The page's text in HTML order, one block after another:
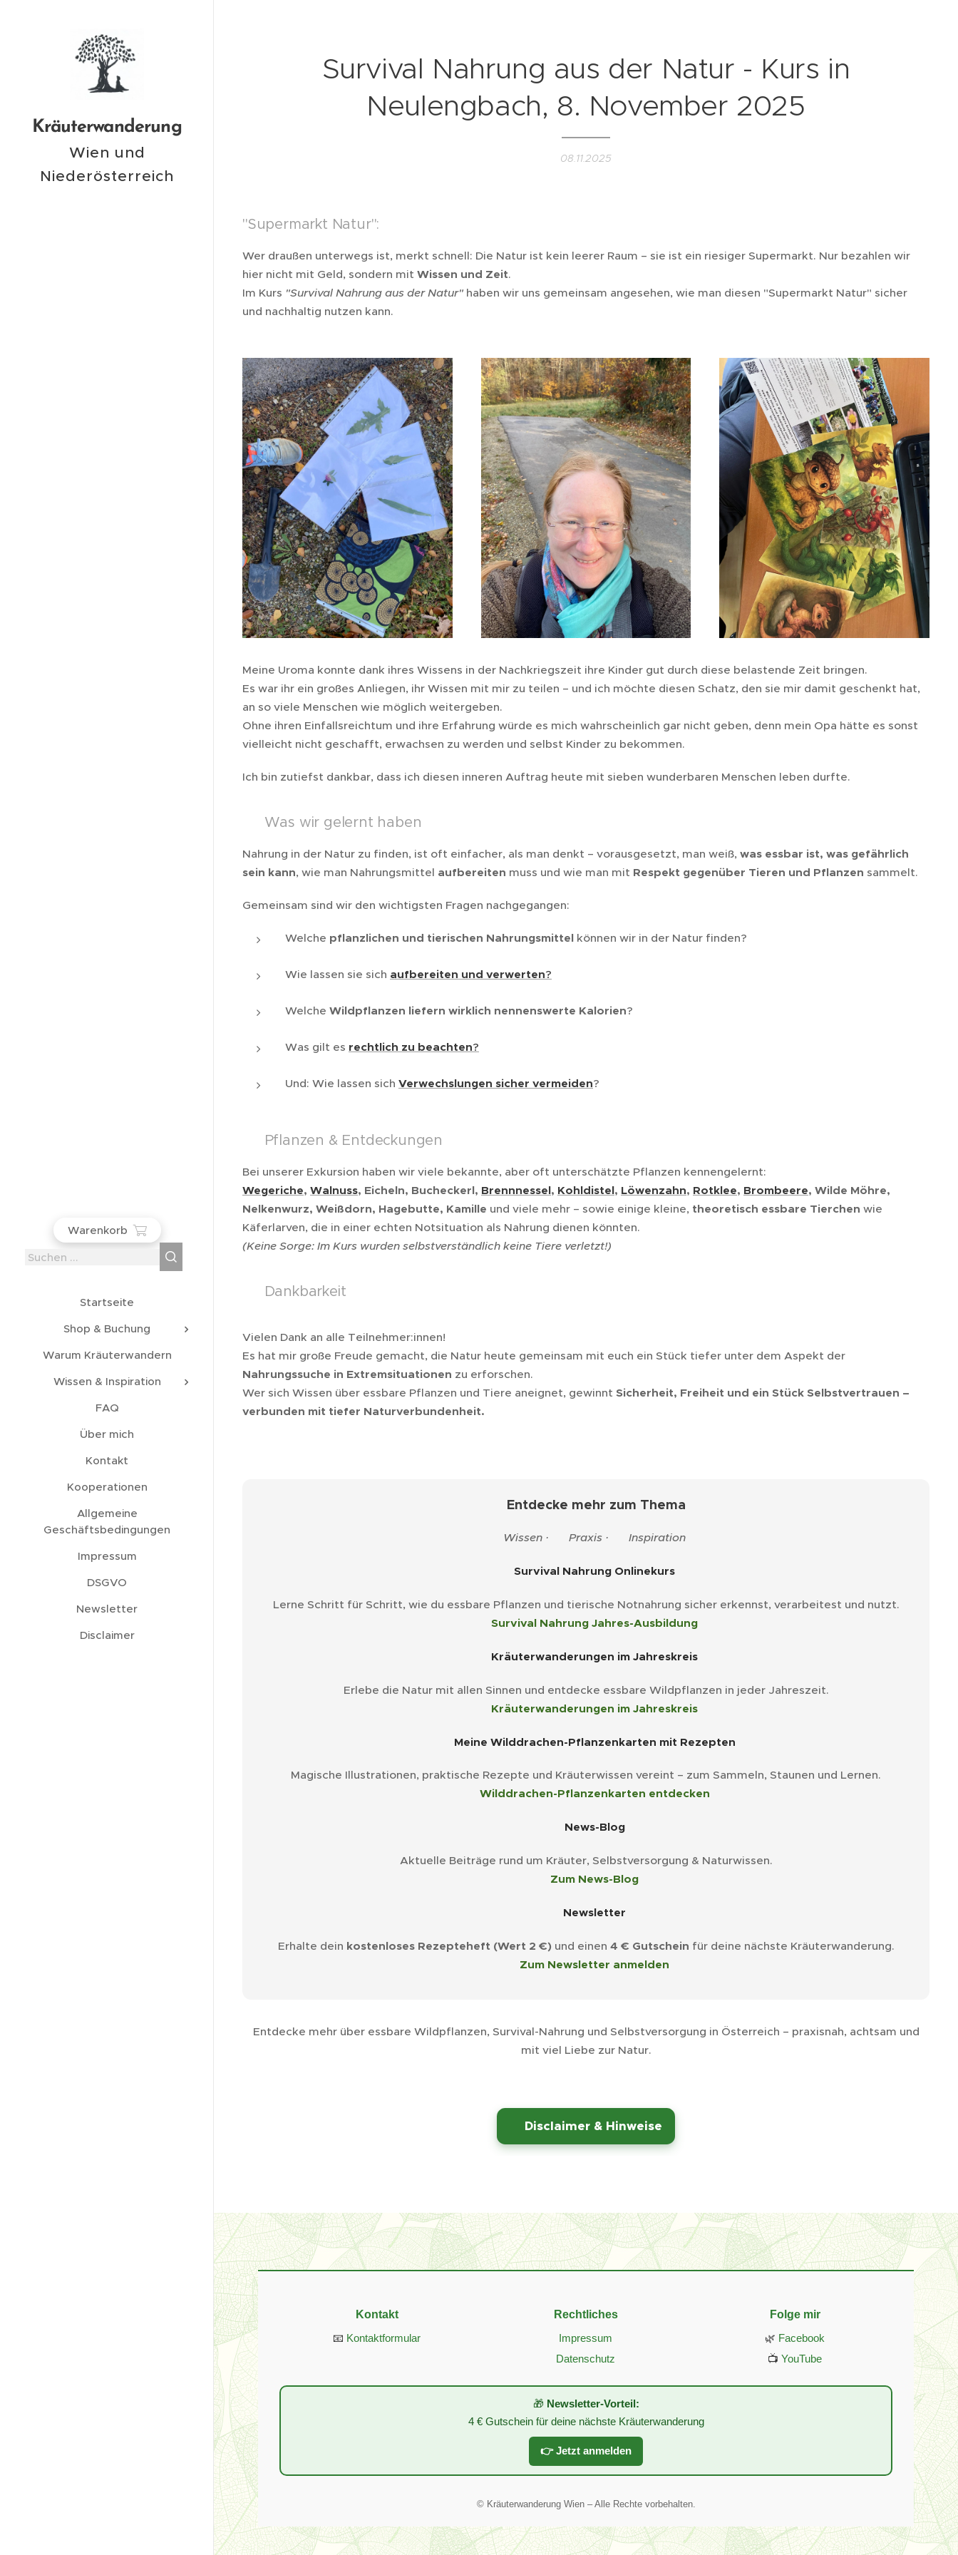
Kräuterwanderung
Wien und
Niederösterreich
Warenkorb
Startseite
Shop & Buchung
Warum Kräuterwandern
Wissen & Inspiration
FAQ
Über mich
Kontakt
Kooperationen
Allgemeine
Geschäftsbedingungen
Impressum
DSGVO
Newsletter
Disclaimer
Survival Nahrung aus der Natur - Kurs in
Neulengbach, 8. November 2025
08.11.2025
"Supermarkt Natur":
Wer draußen unterwegs ist, merkt schnell: Die Natur ist kein leerer Raum – sie ist ein riesiger Supermarkt. Nur bezahlen wir
hier nicht mit Geld, sondern mit Wissen und Zeit.
Im Kurs "Survival Nahrung aus der Natur" haben wir uns gemeinsam angesehen, wie man diesen "Supermarkt Natur" sicher
und nachhaltig nutzen kann.
Meine Uroma konnte dank ihres Wissens in der Nachkriegszeit ihre Kinder gut durch diese belastende Zeit bringen.
Es war ihr ein großes Anliegen, ihr Wissen mit mir zu teilen – und ich möchte diesen Schatz, den sie mir damit geschenkt hat,
an so viele Menschen wie möglich weitergeben.
Ohne ihren Einfallsreichtum und ihre Erfahrung würde es mich wahrscheinlich gar nicht geben, denn mein Opa hätte es sonst
vielleicht nicht geschafft, erwachsen zu werden und selbst Kinder zu bekommen.
Ich bin zutiefst dankbar, dass ich diesen inneren Auftrag heute mit sieben wunderbaren Menschen leben durfte. 🌿
🌾 Was wir gelernt haben
Nahrung in der Natur zu finden, ist oft einfacher, als man denkt – vorausgesetzt, man weiß, was essbar ist, was gefährlich
sein kann, wie man Nahrungsmittel aufbereiten muss und wie man mit Respekt gegenüber Tieren und Pflanzen sammelt.
Gemeinsam sind wir den wichtigsten Fragen nachgegangen:
Welche pflanzlichen und tierischen Nahrungsmittel können wir in der Natur finden?
Wie lassen sie sich aufbereiten und verwerten?
Welche Wildpflanzen liefern wirklich nennenswerte Kalorien?
Was gilt es rechtlich zu beachten?
Und: Wie lassen sich Verwechslungen sicher vermeiden?
🌰 Pflanzen & Entdeckungen
Bei unserer Exkursion haben wir viele bekannte, aber oft unterschätzte Pflanzen kennengelernt:
Wegeriche, Walnuss, Eicheln, Bucheckerl, Brennnessel, Kohldistel, Löwenzahn, Rotklee, Brombeere, Wilde Möhre,
Nelkenwurz, Weißdorn, Hagebutte, Kamille und viele mehr – sowie einige kleine, theoretisch essbare Tierchen wie
Käferlarven, die in einer echten Notsituation als Nahrung dienen könnten.
(Keine Sorge: Im Kurs wurden selbstverständlich keine Tiere verletzt!)
💚 Dankbarkeit
Vielen Dank an alle Teilnehmer:innen!
Es hat mir große Freude gemacht, die Natur heute gemeinsam mit euch ein Stück tiefer unter dem Aspekt der
Nahrungssuche in Extremsituationen zu erforschen.
Wer sich Wissen über essbare Pflanzen und Tiere aneignet, gewinnt Sicherheit, Freiheit und ein Stück Selbstvertrauen –
verbunden mit tiefer Naturverbundenheit.
🌿 Entdecke mehr zum Thema
📚 Wissen · 🧭 Praxis · 🐉 Inspiration
👉 Survival Nahrung Onlinekurs
Lerne Schritt für Schritt, wie du essbare Pflanzen und tierische Notnahrung sicher erkennst, verarbeitest und nutzt.
➡️ Survival Nahrung Jahres-Ausbildung
🌼 Kräuterwanderungen im Jahreskreis
Erlebe die Natur mit allen Sinnen und entdecke essbare Wildpflanzen in jeder Jahreszeit.
➡️ Kräuterwanderungen im Jahreskreis
🐉 Meine Wilddrachen-Pflanzenkarten mit Rezepten
Magische Illustrationen, praktische Rezepte und Kräuterwissen vereint – zum Sammeln, Staunen und Lernen.
➡️ Wilddrachen-Pflanzenkarten entdecken
📰 News-Blog
Aktuelle Beiträge rund um Kräuter, Selbstversorgung & Naturwissen.
➡️ Zum News-Blog
💌 Newsletter
Erhalte dein kostenloses Rezepteheft (Wert 2 €) und einen 4 € Gutschein für deine nächste Kräuterwanderung.
➡️ Zum Newsletter anmelden
Entdecke mehr über essbare Wildpflanzen, Survival-Nahrung und Selbstversorgung in Österreich – praxisnah, achtsam und
mit viel Liebe zur Natur.
Disclaimer & Hinweise
Kontakt
📧 Kontaktformular
Rechtliches
Impressum
Datenschutz
Folge mir
🌿 Facebook
📺YouTube
🎁 Newsletter-Vorteil:
4 € Gutschein für deine nächste Kräuterwanderung
👉 Jetzt anmelden
© Kräuterwanderung Wien – Alle Rechte vorbehalten.